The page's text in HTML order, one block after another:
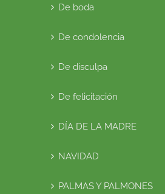
De boda
De condolencia
De disculpa
De felicitación
DÍA DE LA MADRE
NAVIDAD
PALMAS Y PALMONES